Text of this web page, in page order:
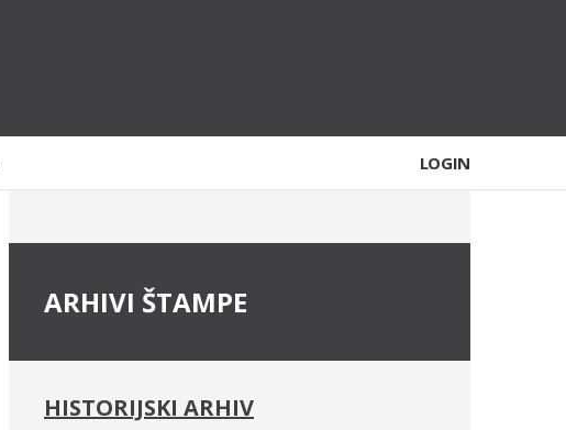
LOGIN
ARHIVI ŠTAMPE
HISTORIJSKI ARHIV